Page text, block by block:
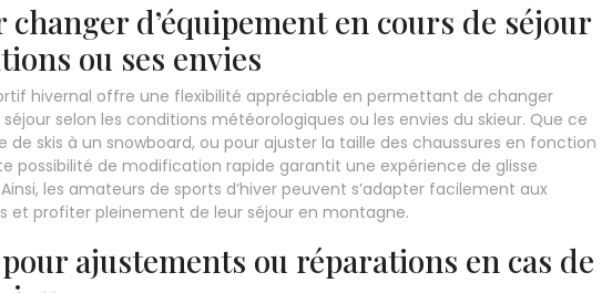
d’équipement en cours de séjour
ou ses envies
hivernal offre une flexibilité appréciable en permettant de changer
selon les conditions météorologiques ou les envies du skieur. Que ce
de skis à un snowboard, ou pour ajuster la taille des chaussures en fonction
possibilité de modification rapide garantit une expérience de glisse
les amateurs de sports d’hiver peuvent s’adapter facilement aux
et profiter pleinement de leur séjour en montagne.
ajustements ou réparations en cas de